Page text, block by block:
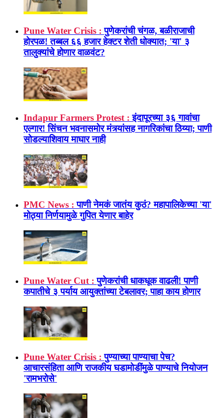
Pune Water Crisis : पुणेकरांची चंगळ, बळीराजाची
होरपळ! तब्बल ६६ हजार हेक्टर शेती धोक्यात; 'या' ३
तालुक्यांचे होणार वाळवंट?
Indapur Farmers Protest : इंदापूरच्या ३६ गावांचा
एल्गार! सिंचन भवनासमोर मंत्र्यांसह नागरिकांचा ठिय्या; पाणी
सोडल्याशिवाय माघार नाही
PMC News : पाणी नेमकं जातंय कुठं? महापालिकेच्या 'या'
मोठ्या निर्णयामुळे गुपित येणार बाहेर
Pune Water Cut : पुणेकरांची धाकधूक वाढली! पाणी
कपातीचे ३ पर्याय आयुक्तांच्या टेबलावर; पाहा काय होणार
Pune Water Crisis : पुण्याच्या पाण्याचा पेच?
आचारसंहिता आणि राजकीय घडामोडींमुळे पाण्याचे नियोजन
'रामभरोसे'